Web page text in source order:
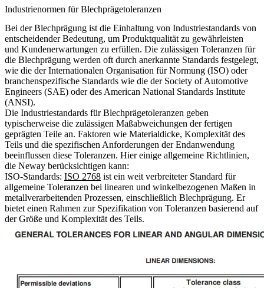
Industrienormen für Blechprägetoleranzen
Bei der Blechprägung ist die Einhaltung von Industriestandards von
entscheidender Bedeutung, um Produktqualität zu gewährleisten
und Kundenerwartungen zu erfüllen. Die zulässigen Toleranzen für
die Blechprägung werden oft durch anerkannte Standards festgelegt,
wie die der Internationalen Organisation für Normung (ISO) oder
branchenspezifische Standards wie die der Society of Automotive
Engineers (SAE) oder des American National Standards Institute
(ANSI).
Die Industriestandards für Blechprägetoleranzen geben
typischerweise die zulässigen Maßabweichungen der fertigen
geprägten Teile an. Faktoren wie Materialdicke, Komplexität des
Teils und die spezifischen Anforderungen der Endanwendung
beeinflussen diese Toleranzen. Hier einige allgemeine Richtlinien,
die Neway berücksichtigen kann:
ISO-Standards: ISO 2768 ist ein weit verbreiteter Standard für
allgemeine Toleranzen bei linearen und winkelbezogenen Maßen in
metallverarbeitenden Prozessen, einschließlich Blechprägung. Er
bietet einen Rahmen zur Spezifikation von Toleranzen basierend auf
der Größe und Komplexität des Teils.